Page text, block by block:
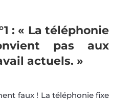
: « La téléphonie
pas aux
actuels. »
faux ! La téléphonie fixe